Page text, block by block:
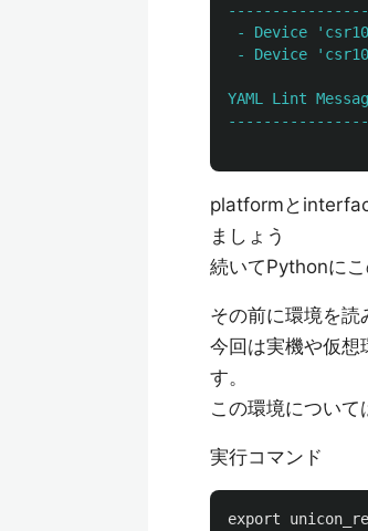
----------------
- Device
- Device
YAML Lint
platformと
ましょう
続いてPythonに
その前に環境を読
今回は実機や仮想
す。
この環境について
実行コマンド
export